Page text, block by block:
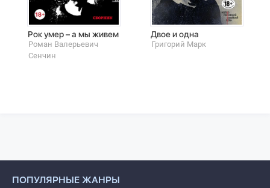
Рок умер – а мы живем
Роман Валерьевич
Сенчин
Двое и одна
Григорий Марк
ПОПУЛЯРНЫЕ ЖАНРЫ